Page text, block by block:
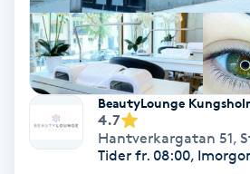
Extensions
Extensions borttagning
Eyeliner-tatuering
BeautyLounge
4.7
Hantverkargatan 51,
Tider fr. 08:00,